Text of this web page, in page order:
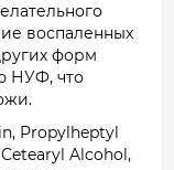
воспаленных
форм
НУФ, что
Propylheptyl
Alcohol,